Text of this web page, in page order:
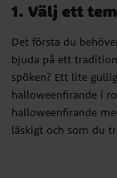
1. Välj ett
Det första du
bjuda på ett
spöken? Ett lite
halloweenfirande i
halloweenfirande
läskigt och som du